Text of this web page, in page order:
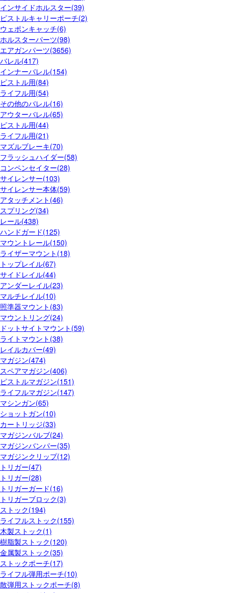
インサイドホルスター(39)
ピストルキャリーポーチ(2)
ウェポンキャッチ(6)
ホルスターパーツ(98)
エアガンパーツ(3656)
バレル(417)
インナーバレル(154)
ピストル用(84)
ライフル用(54)
その他のバレル(16)
アウターバレル(65)
ピストル用(44)
ライフル用(21)
マズルブレーキ(70)
フラッシュハイダー(58)
コンペンセイター(28)
サイレンサー(103)
サイレンサー本体(59)
アタッチメント(46)
スプリング(34)
レール(438)
ハンドガード(125)
マウントレール(150)
ライザーマウント(18)
トップレイル(67)
サイドレイル(44)
アンダーレイル(23)
マルチレイル(10)
照準器マウント(83)
マウントリング(24)
ドットサイトマウント(59)
ライトマウント(38)
レイルカバー(49)
マガジン(474)
スペアマガジン(406)
ピストルマガジン(151)
ライフルマガジン(147)
マシンガン(65)
ショットガン(10)
カートリッジ(33)
マガジンバルブ(24)
マガジンバンパー(35)
マガジンクリップ(12)
トリガー(47)
トリガー(28)
トリガーガード(16)
トリガーブロック(3)
ストック(194)
ライフルストック(155)
木製ストック(1)
樹脂製ストック(120)
金属製ストック(35)
ストックポーチ(17)
ライフル弾用ポーチ(10)
散弾用ストックポーチ(8)